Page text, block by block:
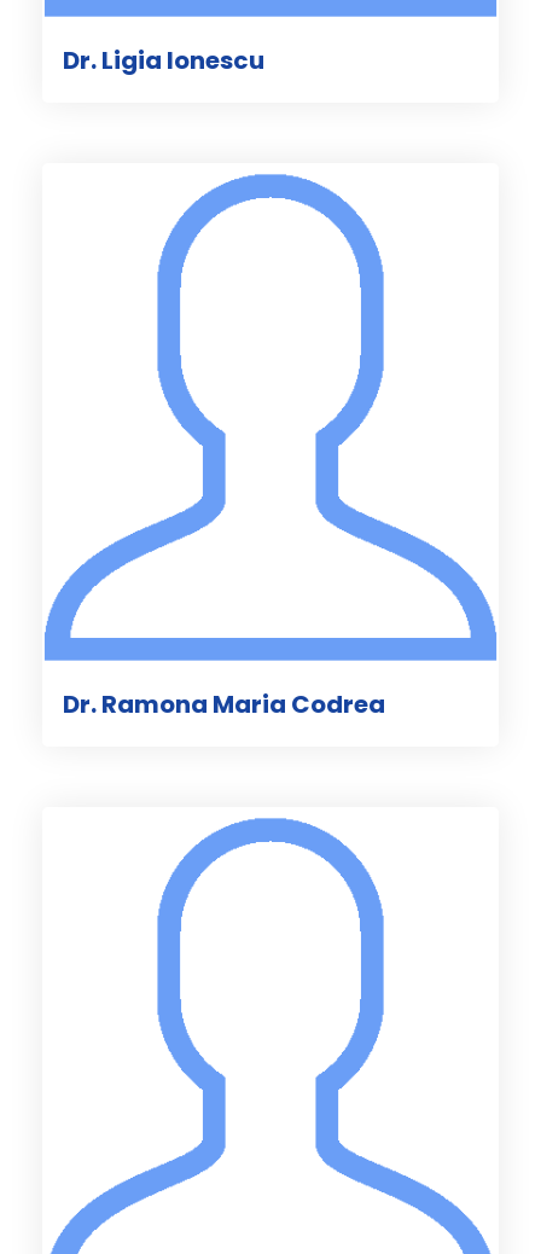
Dr. Ligia Ionescu
Dr. Ramona Maria Codrea